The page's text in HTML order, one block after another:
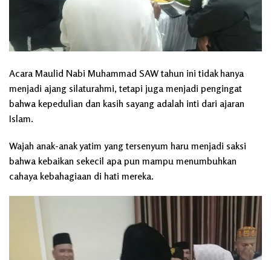
Acara Maulid Nabi Muhammad SAW tahun ini tidak hanya
menjadi ajang silaturahmi, tetapi juga menjadi pengingat
bahwa kepedulian dan kasih sayang adalah inti dari ajaran
Islam.
Wajah anak-anak yatim yang tersenyum haru menjadi saksi
bahwa kebaikan sekecil apa pun mampu menumbuhkan
cahaya kebahagiaan di hati mereka.